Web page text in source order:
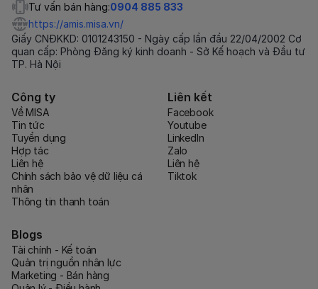
Tư vấn bán hàng:0904 885 833
https://amis.misa.vn/
Giấy CNĐKKD: 0101243150 - Ngày cấp lần đầu 22/04/2002 Cơ
quan cấp: Phòng Đăng ký kinh doanh - Sở Kế hoạch và Đầu tư
TP. Hà Nội
Công ty
Về MISA
Tin tức
Tuyển dụng
Hợp tác
Liên hệ
Chính sách bảo vệ dữ liệu cá
nhân
Thông tin thanh toán
Liên kết
Facebook
Youtube
LinkedIn
Zalo
Liên hệ
Tiktok
Blogs
Tài chính - Kế toán
Quản trị nguồn nhân lực
Marketing - Bán hàng